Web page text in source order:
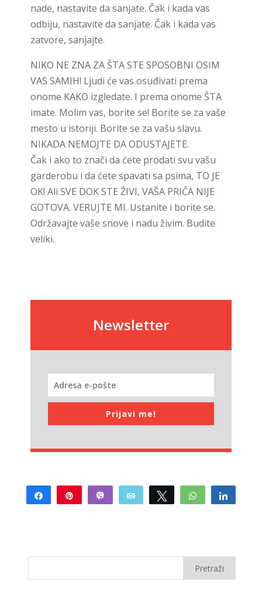
nade, nastavite da sanjate. Čak i kada vas
odbiju, nastavite da sanjate. Čak i kada vas
zatvore, sanjajte.
NIKO NE ZNA ZA ŠTA STE SPOSOBNI OSIM
VAS SAMIH! Ljudi će vas osuđivati prema
onome KAKO izgledate. I prema onome ŠTA
imate. Molim vas, borite se! Borite se za vaše
mesto u istoriji. Borite se za vašu slavu.
NIKADA NEMOJTE DA ODUSTAJETE.
Čak i ako to znači da ćete prodati svu vašu
garderobu i da ćete spavati sa psima, TO JE
OK! Ali SVE DOK STE ŽIVI, VAŠA PRIČA NIJE
GOTOVA. VERUJTE MI. Ustanite i borite se.
Održavajte vaše snove i nadu živim. Budite
veliki.
Newsletter
Prijavi me!
Share Vibe Email Tweet WhatsApp